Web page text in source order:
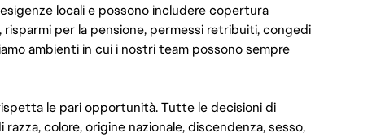
locali e possono includere copertura
per la pensione, permessi retribuiti, congedi
ambienti in cui i nostri team possono sempre
le pari opportunità. Tutte le decisioni di
colore, origine nazionale, discendenza, sesso,